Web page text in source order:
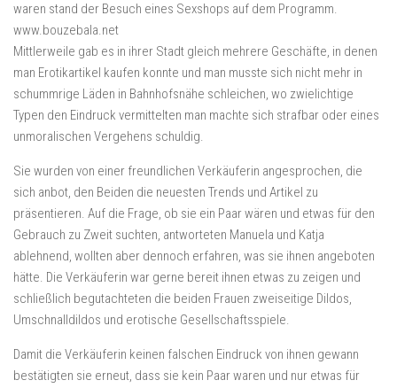
waren stand der Besuch eines Sexshops auf dem Programm.
www.bouzebala.net
Mittlerweile gab es in ihrer Stadt gleich mehrere Geschäfte, in denen
man Erotikartikel kaufen konnte und man musste sich nicht mehr in
schummrige Läden in Bahnhofsnähe schleichen, wo zwielichtige
Typen den Eindruck vermittelten man machte sich strafbar oder eines
unmoralischen Vergehens schuldig.
Sie wurden von einer freundlichen Verkäuferin angesprochen, die
sich anbot, den Beiden die neuesten Trends und Artikel zu
präsentieren. Auf die Frage, ob sie ein Paar wären und etwas für den
Gebrauch zu Zweit suchten, antworteten Manuela und Katja
ablehnend, wollten aber dennoch erfahren, was sie ihnen angeboten
hätte. Die Verkäuferin war gerne bereit ihnen etwas zu zeigen und
schließlich begutachteten die beiden Frauen zweiseitige Dildos,
Umschnalldildos und erotische Gesellschaftsspiele.
Damit die Verkäuferin keinen falschen Eindruck von ihnen gewann
bestätigten sie erneut, dass sie kein Paar waren und nur etwas für